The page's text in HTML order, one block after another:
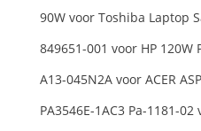
90W voor Toshiba Laptop
849651-001 voor HP 120W